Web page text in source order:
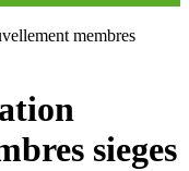
membres
sieges